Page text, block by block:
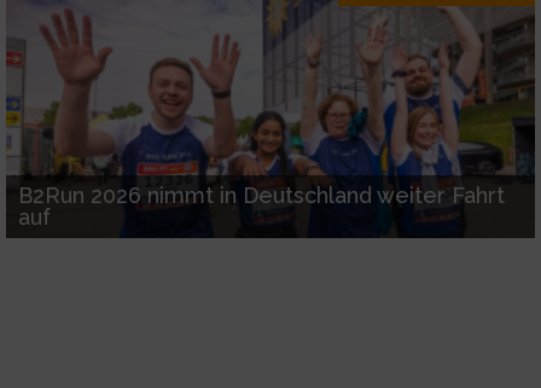
B2Run 2026 nimmt in Deutschland weiter Fahrt
auf